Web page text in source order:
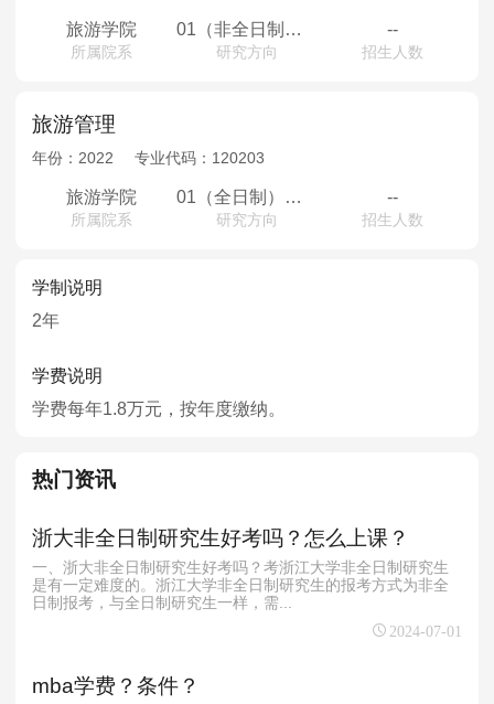
旅游学院
所属院系
01（非全日制）旅游规划与开发管理02（非全日制）旅游企业经营与管理03（非全日制）休闲与游憩管理04（非全日制）会展旅游与节事管理
研究方向
--
招生人数
旅游管理
年份： 2022 专业代码： 120203
旅游学院
所属院系
01（全日制）区域旅游规划02（全日制）旅游企业经营与管理03（全日制）休闲与游憩管理04（全日制）会展旅游与节事管理
研究方向
--
招生人数
学制说明
2年
学费说明
学费每年1.8万元，按年度缴纳。
热门资讯
浙大非全日制研究生好考吗？怎么上课？
一、浙大非全日制研究生好考吗？考浙江大学非全日制研究生
是有一定难度的。浙江大学非全日制研究生的报考方式为非全
日制报考，与全日制研究生一样，需...
2024-07-01
mba学费？条件？